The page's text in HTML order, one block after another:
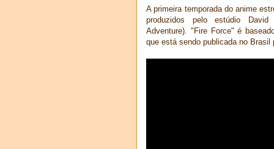
A primeira temporada do anime
produzidos pelo estúdio David
Adventure). "Fire Force" é
que está sendo publicada no Brasil